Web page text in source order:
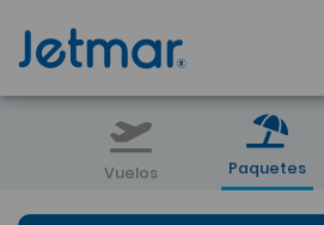
Vuelos Paquetes